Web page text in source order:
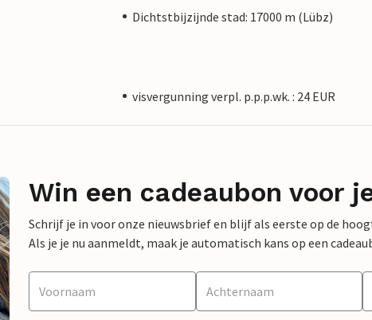
Dichtstbijzijnde stad: 17000 m (Lübz)
visvergunning verpl. p.p.p.wk. : 24 EUR
Win een cadeaubon voor
Schrijf je in voor onze nieuwsbrief en blijf als eerste op de
Als je je nu aanmeldt, maak je automatisch kans op een